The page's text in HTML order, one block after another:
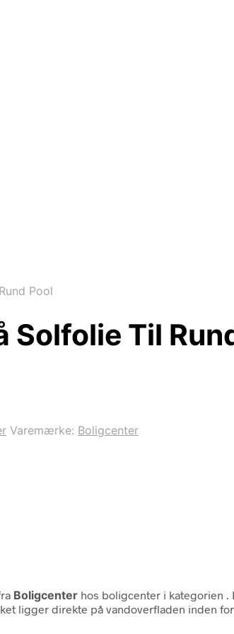
Pool
Til
Varemærke: Boligcenter
Boligcenter hos boligcenter i kategorien
ligger direkte på vandoverfladen inden